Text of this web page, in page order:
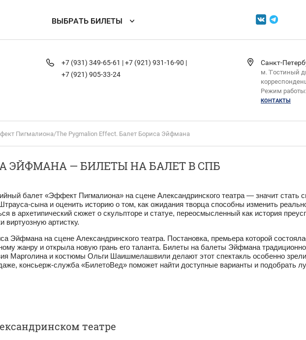
ВЫБРАТЬ БИЛЕТЫ
+7 (931) 349-65-61 |+7 (921) 931-16-90 |
+7 (921) 905-33-24
Санкт-
м. 'Гостиный
Режим работы:
КОНТАКТЫ
Пигмалиона/The Pygmalion Effect. Балет Бориса Эйфмана
ЭЙФМАНА — БИЛЕТЫ НА БАЛЕТ В СПБ
балет «Эффект Пигмалиона» на сцене Александринского театра — значит стать
сына и оценить историю о том, как ожидания творца способны изменить
в архетипический сюжет о скульпторе и статуе, переосмысленный как история
виртуозную артистку.
Эйфмана на сцене Александринского театра. Постановка, премьера которой
жанру и открыла новую грань его таланта. Билеты на балеты Эйфмана
Марголина и костюмы Ольги Шаишмелашвили делают этот спектакль особенно
консьерж‑служба «БилетоВед» поможет найти доступные варианты и подобрать
театре